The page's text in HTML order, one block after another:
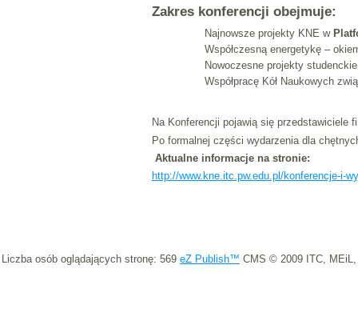
Zakres konferencji obejmuje:
Najnowsze projekty KNE w
Współczesną energetykę –
Nowoczesne projekty studenckie
Współpracę Kół Naukowych
Na Konferencji pojawią się przedstawiciele
Po formalnej części wydarzenia dla
Aktualne informacje na stronie:
http://www.kne.itc.pw.edu.pl/konferencje-i-
Liczba osób oglądających stronę: 569 eZ Publish™ CMS © 2009 ITC, MEiL,